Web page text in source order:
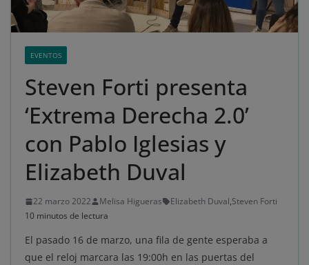
EVENTOS
Steven Forti presenta
‘Extrema Derecha 2.0’
con Pablo Iglesias y
Elizabeth Duval
22 marzo 2022 Melisa Higueras Elizabeth Duval,Steven Forti
10 minutos de lectura
El pasado 16 de marzo, una fila de gente esperaba a
que el reloj marcara las 19:00h en las puertas del